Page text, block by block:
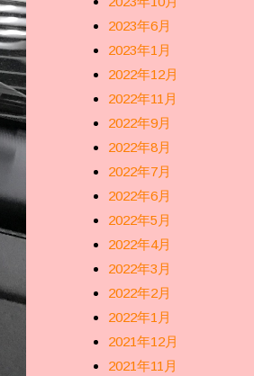
2023年6月
2023年1月
2022年12月
2022年11月
2022年9月
2022年8月
2022年7月
2022年6月
2022年5月
2022年4月
2022年3月
2022年2月
2022年1月
2021年12月
2021年11月